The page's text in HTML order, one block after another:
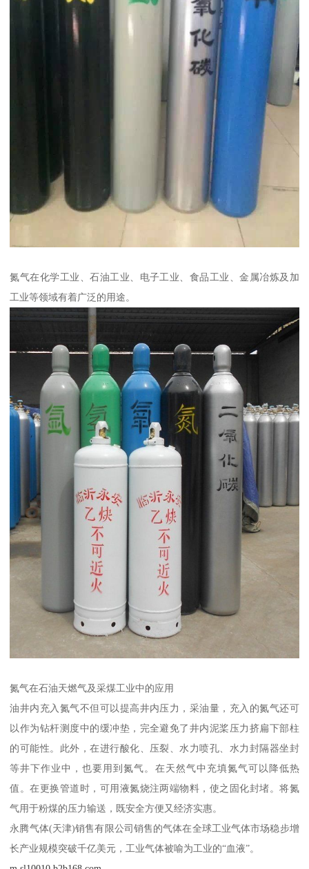
氮气在化学工业、石油工业、电子工业、食品工业、金属冶炼及加
工业等领域有着广泛的用途。
氮气在石油天燃气及采煤工业中的应用
油井内充入氮气不但可以提高井内压力，采油量，充入的氮气还可
以作为钻杆测度中的缓冲垫，完全避免了井内泥桨压力挤扁下部柱
的可能性。此外，在进行酸化、压裂、水力喷孔、水力封隔器坐封
等井下作业中，也要用到氮气。在天然气中充填氮气可以降低热
值。在更换管道时，可用液氮烧注两端物料，使之固化封堵。将氮
气用于粉煤的压力输送，既安全方便又经济实惠。
永腾气体(天津)销售有限公司销售的气体在全球工业气体市场稳步增
长产业规模突破千亿美元，工业气体被喻为工业的“血液”。